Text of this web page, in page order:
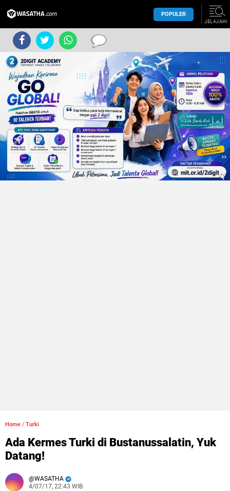
POPULER
JELAJAHI
Home / Turki
Ada Kermes Turki di Bustanussalatin, Yuk
Datang!
WASATHA
4/07/17, 22:43 WIB